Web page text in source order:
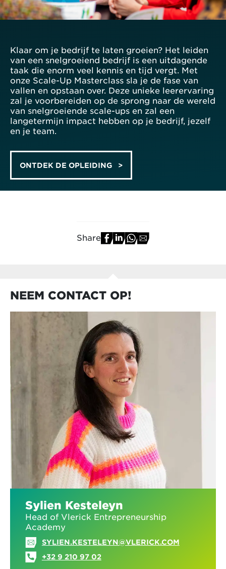
Klaar om je bedrijf te laten groeien? Het leiden
van een snelgroeiend bedrijf is een uitdagende
taak die enorm veel kennis en tijd vergt. Met
onze Scale-Up Masterclass sla je de fase van
vallen en opstaan over. Deze unieke leerervaring
zal je voorbereiden op de sprong naar de wereld
van snelgroeiende scale-ups en zal een
langetermijn impact hebben op je bedrijf, jezelf
en je team.
ONTDEK DE OPLEIDING
Share
NEEM CONTACT OP!
Sylien Kesteleyn
Head of Vlerick Entrepreneurship
Academy
SYLIEN.KESTELEYN@VLERICK.COM
+32 9 210 97 02